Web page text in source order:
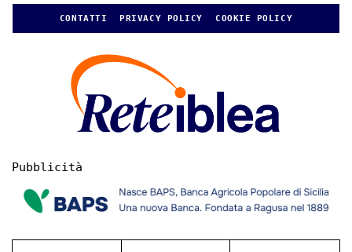
CONTATTI PRIVACY POLICY COOKIE POLICY
Pubblicità